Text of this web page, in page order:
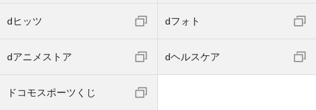
dヒッツ dフォト
dアニメストア dヘルスケア
ドコモスポーツくじ